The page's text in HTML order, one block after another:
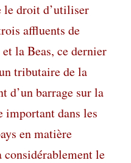
le droit d’utiliser
affluents de
la Beas, ce dernier
tributaire de la
d’un barrage sur la
important dans les
en matière
le